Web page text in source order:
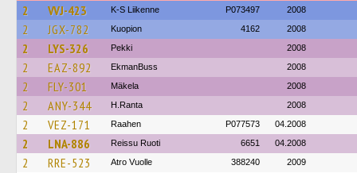
2 VVJ-423 K-S Liikenne P073497 2008
2 JGX-782 Kuopion 4162 2008
2 LYS-326 Pekki 2008
2 EAZ-892 EkmanBuss 2008
2 FLY-301 Mäkela 2008
2 ANY-344 H.Ranta 2008
2 VEZ-171 Raahen P077573 04.2008
2 LNA-886 Reissu Ruoti 6651 04.2008
2 RRE-523 Atro Vuolle 388240 2009